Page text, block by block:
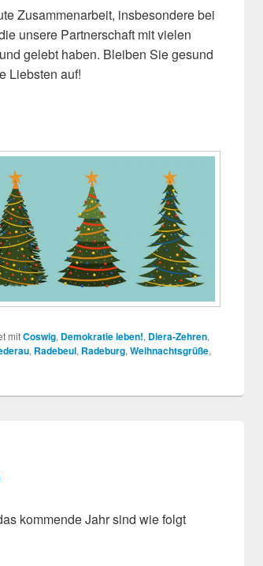
Zusammenarbeit, insbesondere bei
unsere Partnerschaft mit vielen
gelebt haben. Bleiben Sie gesund
Liebsten auf!
mitCoswig, Demokratie leben!, Diera-Zehren,
, Radebeul, Radeburg,Weihnachtsgrüße,
kommende Jahr sind wie folgt